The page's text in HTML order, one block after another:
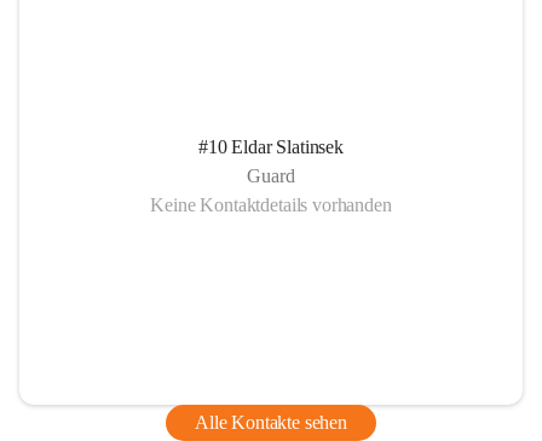
#10 Eldar Slatinsek
Guard
Keine Kontaktdetails vorhanden
Alle Kontakte sehen